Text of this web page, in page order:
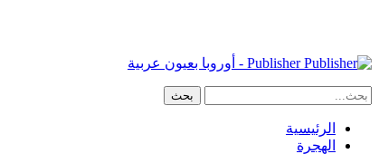
Publisher - أوروبا بعيون عربية
الرئيسية
الهجرة